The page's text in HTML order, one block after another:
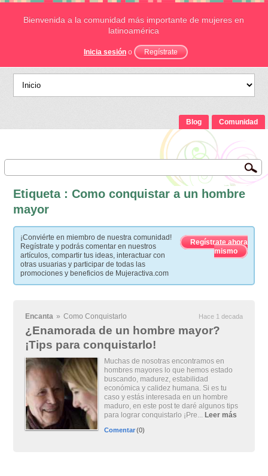
Bienvenida a la comunidad más importante de mujeres en
latinoamérica
Inicia sesión o Regístrate
Blog Comunidad
Etiqueta : Como conquistar a un hombre
mayor
¡Conviérte en miembro de nuestra comunidad!
Regístrate y podrás comentar en nuestros
artículos, compartir tus ideas, interactuar con
otras usuarias y participar de todas las
promociones y beneficios de Mujeractiva.com
Regístrate ahora
mismo
Encanta » Como Conquistarlo Hace 1 decada
¿Enamorada de un hombre mayor?
¡Tips para conquistarlo!
Muchas de nosotras encontramos en
hombres mayores lo que hemos estado
buscando, madurez, estabilidad
económica y calidez humana. Si es tu
caso y estás interesada en un hombre
maduro, en este post te daré algunos tips
para lograr conquistarlo ¡Pre... Leer más
Comentar(0)